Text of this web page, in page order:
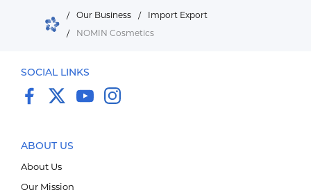
/ Our Business / Import Export
/ NOMIN Cosmetics
SOCIAL LINKS
ABOUT US
About Us
Our Mission